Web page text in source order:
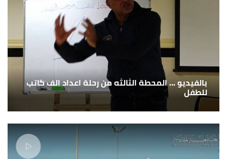
بالفيديو ... المحطة الثالثه من رحلة اعداد الف كاتب
للطفل